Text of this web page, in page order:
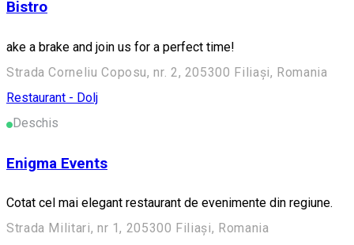
Bistro
ake a brake and join us for a perfect time!
Strada Corneliu Coposu, nr. 2, 205300 Filiași, Romania
Restaurant - Dolj
Deschis
Enigma Events
Cotat cel mai elegant restaurant de evenimente din regiune.
Strada Militari, nr 1, 205300 Filiași, Romania